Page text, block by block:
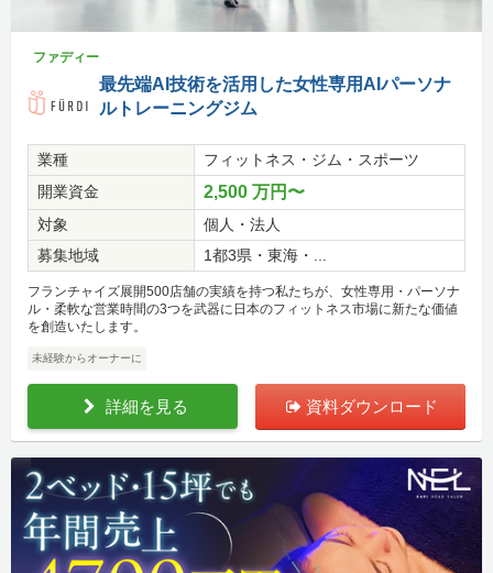
ファディー
最先端AI技術を活用した女性専用AIパーソナ
ルトレーニングジム
業種
フィットネス・ジム・スポーツ
開業資金
2,500 万円〜
対象
個人・法人
募集地域
1都3県・東海・...
フランチャイズ展開500店舗の実績を持つ私たちが、女性専用・パーソナ
ル・柔軟な営業時間の3つを武器に日本のフィットネス市場に新たな価値
を創造いたします。
未経験からオーナーに
詳細を見る 資料ダウンロード